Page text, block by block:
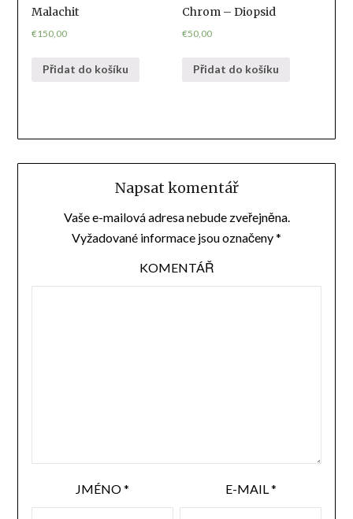
Malachit
€150,00
Přidat do košíku
Chrom – Diopsid
€50,00
Přidat do košíku
Napsat komentář
Vaše e-mailová adresa nebude zveřejněna.
Vyžadované informace jsou označeny*
KOMENTÁŘ
JMÉNO* E-MAIL*